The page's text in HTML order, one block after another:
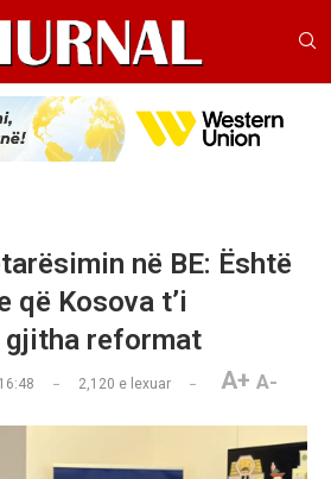
në BE: Është
që Kosova t’i
gjitha reformat
2,120 e lexuar A+ A-